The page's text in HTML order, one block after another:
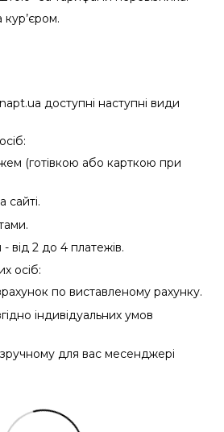
доступні наступні види
(готівкою або карткою при
сайті.
від 2 до 4 платежів.
осіб:
по виставленому рахунку.
індивідуальних умов
для вас месенджері